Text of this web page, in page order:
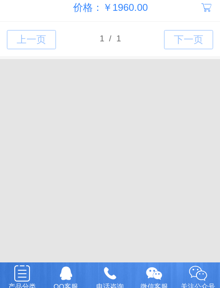
价格：￥1960.00